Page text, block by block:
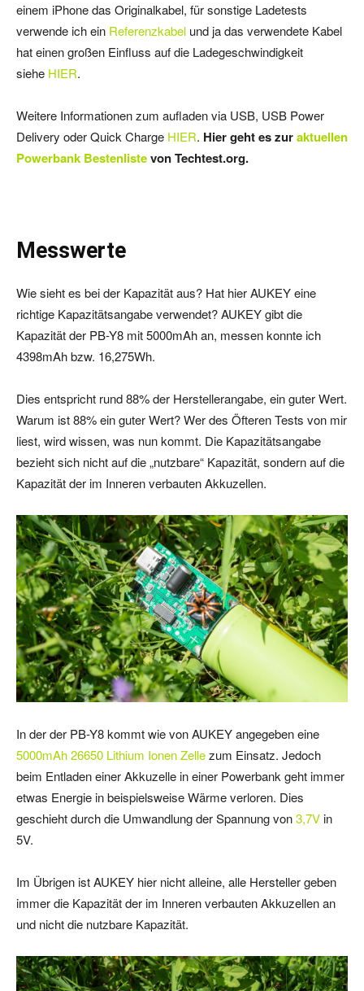
einem iPhone das Originalkabel, für sonstige Ladetests
verwende ich ein Referenzkabel und ja das verwendete Kabel
hat einen großen Einfluss auf die Ladegeschwindigkeit
siehe HIER.
Weitere Informationen zum aufladen via USB, USB Power
Delivery oder Quick Charge HIER. Hier geht es zuraktuellen
Powerbank Bestenlistevon Techtest.org.
Messwerte
Wie sieht es bei der Kapazität aus? Hat hier AUKEY eine
richtige Kapazitätsangabe verwendet? AUKEY gibt die
Kapazität der PB-Y8 mit 5000mAh an, messen konnte ich
4398mAh bzw. 16,275Wh.
Dies entspricht rund 88% der Herstellerangabe, ein guter Wert.
Warum ist 88% ein guter Wert? Wer des Öfteren Tests von mir
liest, wird wissen, was nun kommt. Die Kapazitätsangabe
bezieht sich nicht auf die „nutzbare“ Kapazität, sondern auf die
Kapazität der im Inneren verbauten Akkuzellen.
In der der PB-Y8 kommt wie von AUKEY angegeben eine
5000mAh 26650 Lithium Ionen Zellezum Einsatz. Jedoch
beim Entladen einer Akkuzelle in einer Powerbank geht immer
etwas Energie in beispielsweise Wärme verloren. Dies
geschieht durch die Umwandlung der Spannung von3,7Vin
5V.
Im Übrigen ist AUKEY hier nicht alleine, alle Hersteller geben
immer die Kapazität der im Inneren verbauten Akkuzellen an
und nicht die nutzbare Kapazität.